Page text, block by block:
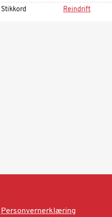
Stikkord
Reindrift
Personvernerklæring